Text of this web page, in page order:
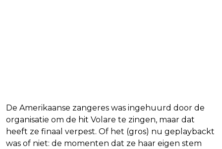
De Amerikaanse zangeres was ingehuurd door de
organisatie om de hit Volare te zingen, maar dat
heeft ze finaal verpest. Of het (gros) nu geplaybackt
was of niet: de momenten dat ze haar eigen stem